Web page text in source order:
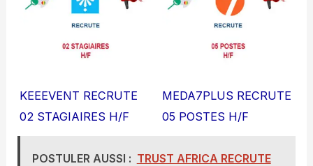
KEEEVENT RECRUTE
02 STAGIAIRES H/F
MEDA7PLUS RECRUTE
05 POSTES H/F
POSTULER AUSSI : TRUST AFRICA RECRUTE